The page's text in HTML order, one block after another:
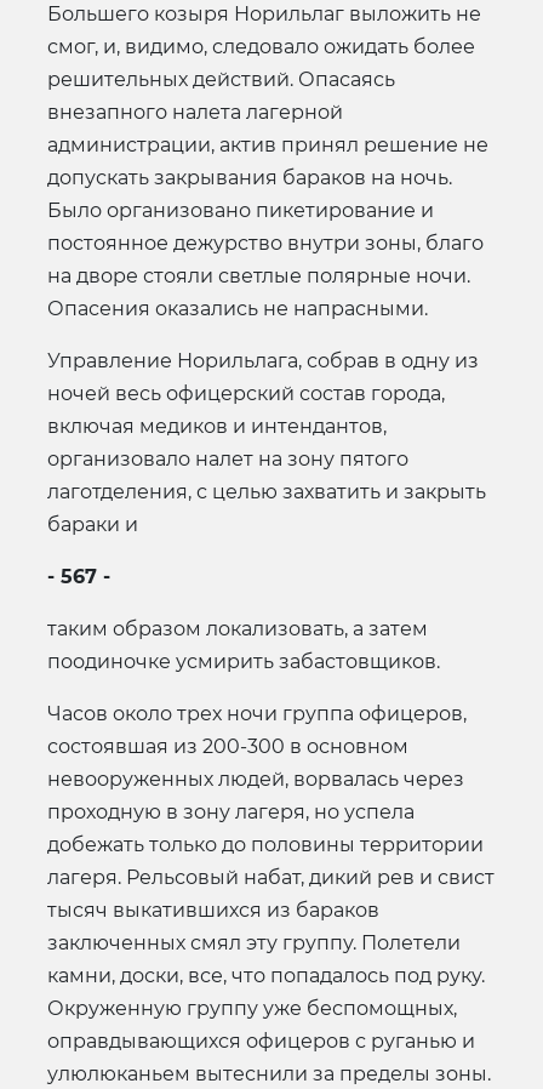
Большего козыря Норильлаг выложить не
смог, и, видимо, следовало ожидать более
решительных действий. Опасаясь
внезапного налета лагерной
администрации, актив принял решение не
допускать закрывания бараков на ночь.
Было организовано пикетирование и
постоянное дежурство внутри зоны, благо
на дворе стояли светлые полярные ночи.
Опасения оказались не напрасными.
Управление Норильлага, собрав в одну из
ночей весь офицерский состав города,
включая медиков и интендантов,
организовало налет на зону пятого
лаготделения, с целью захватить и закрыть
бараки и
- 567 -
таким образом локализовать, а затем
поодиночке усмирить забастовщиков.
Часов около трех ночи группа офицеров,
состоявшая из 200-300 в основном
невооруженных людей, ворвалась через
проходную в зону лагеря, но успела
добежать только до половины территории
лагеря. Рельсовый набат, дикий рев и свист
тысяч выкатившихся из бараков
заключенных смял эту группу. Полетели
камни, доски, все, что попадалось под руку.
Окруженную группу уже беспомощных,
оправдывающихся офицеров с руганью и
улюлюканьем вытеснили за пределы зоны.